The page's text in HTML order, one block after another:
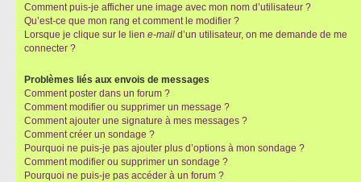
Comment puis-je afficher une image avec mon nom d’utilisateur ?
Qu’est-ce que mon rang et comment le modifier ?
Lorsque je clique sur le lien e-mail d’un utilisateur, on me demande de me
connecter ?
Problèmes liés aux envois de messages
Comment poster dans un forum ?
Comment modifier ou supprimer un message ?
Comment ajouter une signature à mes messages ?
Comment créer un sondage ?
Pourquoi ne puis-je pas ajouter plus d’options à mon sondage ?
Comment modifier ou supprimer un sondage ?
Pourquoi ne puis-je pas accéder à un forum ?